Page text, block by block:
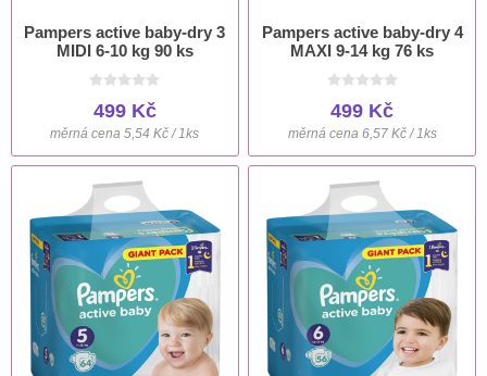
Pampers active baby-dry 3
MIDI 6-10 kg 90 ks
499 Kč
měrná cena 5,54 Kč / 1ks
Pampers active baby-dry 4
MAXI 9-14 kg 76 ks
499 Kč
měrná cena 6,57 Kč / 1ks